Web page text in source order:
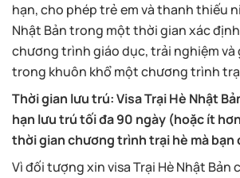
hạn, cho phép trẻ em và thanh thiếu
Nhật Bản trong một thời gian xác
chương trình giáo dục, trải nghiệm và
trong khuôn khổ một chương trình
Thời gian lưu trú: Visa Trại Hè Nhật
hạn lưu trú tối đa 90 ngày (hoặc ít
thời gian chương trình trại hè mà bạn
Vì đối tượng xin visa Trại Hè Nhật Bản